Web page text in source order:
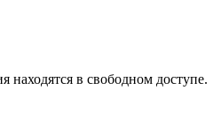
в свободном доступе.